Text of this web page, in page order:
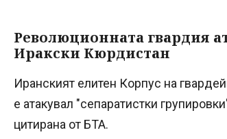
Революционната гвардия
Иракски Кюрдистан
Иранският елитен Корпус на
е атакувал "сепаратистки
цитирана от БТА.